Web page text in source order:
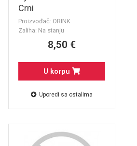
Crni
Proizvođač: ORINK
Zaliha: Na stanju
8,50 €
U korpu
Uporedi sa ostalima